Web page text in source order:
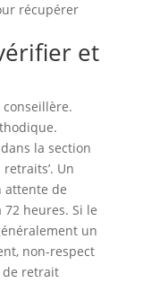
récupérer
et
la section
retraits’. Un
attente de
heures. Si le
un
non-respect
de retrait